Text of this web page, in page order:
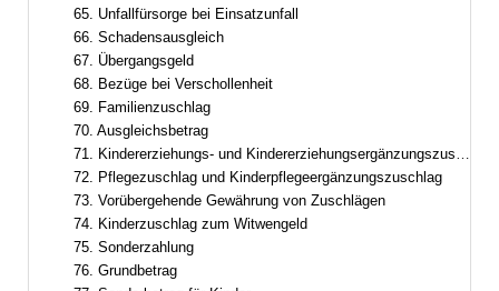
65. Unfallfürsorge bei Einsatzunfall
66. Schadensausgleich
67. Übergangsgeld
68. Bezüge bei Verschollenheit
69. Familienzuschlag
70. Ausgleichsbetrag
71. Kindererziehungs- und Kindererziehungsergänzungszuschlag
72. Pflegezuschlag und Kinderpflegeergänzungszuschlag
73. Vorübergehende Gewährung von Zuschlägen
74. Kinderzuschlag zum Witwengeld
75. Sonderzahlung
76. Grundbetrag